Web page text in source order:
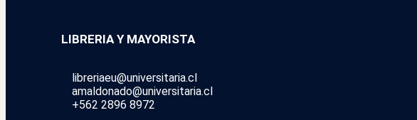
LIBRERIA Y MAYORISTA
libreriaeu@universitaria.cl
amaldonado@universitaria.cl
+562 2896 8972